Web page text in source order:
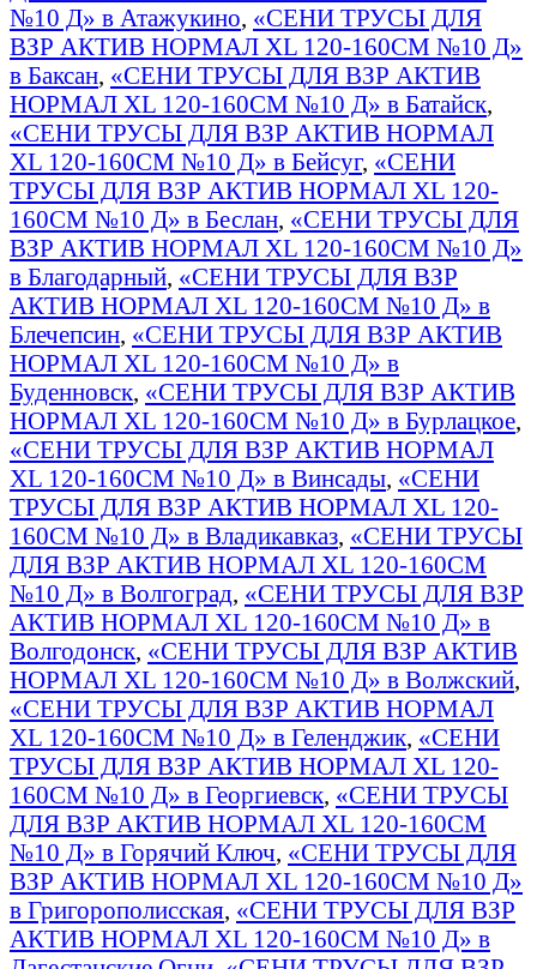
№10 Д» в Атажукино, «СЕНИ ТРУСЫ ДЛЯ
ВЗР АКТИВ НОРМАЛ XL 120-160СМ №10 Д»
в Баксан, «СЕНИ ТРУСЫ ДЛЯ ВЗР АКТИВ
НОРМАЛ XL 120-160СМ №10 Д» в Батайск,
«СЕНИ ТРУСЫ ДЛЯ ВЗР АКТИВ НОРМАЛ
XL 120-160СМ №10 Д» в Бейсуг, «СЕНИ
ТРУСЫ ДЛЯ ВЗР АКТИВ НОРМАЛ XL 120-
160СМ №10 Д» в Беслан, «СЕНИ ТРУСЫ ДЛЯ
ВЗР АКТИВ НОРМАЛ XL 120-160СМ №10 Д»
в Благодарный, «СЕНИ ТРУСЫ ДЛЯ ВЗР
АКТИВ НОРМАЛ XL 120-160СМ №10 Д» в
Блечепсин, «СЕНИ ТРУСЫ ДЛЯ ВЗР АКТИВ
НОРМАЛ XL 120-160СМ №10 Д» в
Буденновск, «СЕНИ ТРУСЫ ДЛЯ ВЗР АКТИВ
НОРМАЛ XL 120-160СМ №10 Д» в Бурлацкое,
«СЕНИ ТРУСЫ ДЛЯ ВЗР АКТИВ НОРМАЛ
XL 120-160СМ №10 Д» в Винсады, «СЕНИ
ТРУСЫ ДЛЯ ВЗР АКТИВ НОРМАЛ XL 120-
160СМ №10 Д» в Владикавказ, «СЕНИ ТРУСЫ
ДЛЯ ВЗР АКТИВ НОРМАЛ XL 120-160СМ
№10 Д» в Волгоград, «СЕНИ ТРУСЫ ДЛЯ ВЗР
АКТИВ НОРМАЛ XL 120-160СМ №10 Д» в
Волгодонск, «СЕНИ ТРУСЫ ДЛЯ ВЗР АКТИВ
НОРМАЛ XL 120-160СМ №10 Д» в Волжский,
«СЕНИ ТРУСЫ ДЛЯ ВЗР АКТИВ НОРМАЛ
XL 120-160СМ №10 Д» в Геленджик, «СЕНИ
ТРУСЫ ДЛЯ ВЗР АКТИВ НОРМАЛ XL 120-
160СМ №10 Д» в Георгиевск, «СЕНИ ТРУСЫ
ДЛЯ ВЗР АКТИВ НОРМАЛ XL 120-160СМ
№10 Д» в Горячий Ключ, «СЕНИ ТРУСЫ ДЛЯ
ВЗР АКТИВ НОРМАЛ XL 120-160СМ №10 Д»
в Григорополисская, «СЕНИ ТРУСЫ ДЛЯ ВЗР
АКТИВ НОРМАЛ XL 120-160СМ №10 Д» в